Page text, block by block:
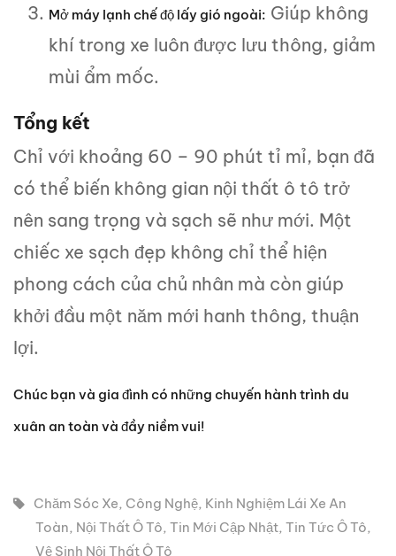
Mở máy lạnh chế độ lấy gió ngoài: Giúp không
khí trong xe luôn được lưu thông, giảm
mùi ẩm mốc.
Tổng kết
Chỉ với khoảng 60 – 90 phút tỉ mỉ, bạn đã
có thể biến không gian nội thất ô tô trở
nên sang trọng và sạch sẽ như mới. Một
chiếc xe sạch đẹp không chỉ thể hiện
phong cách của chủ nhân mà còn giúp
khởi đầu một năm mới hanh thông, thuận
lợi.
Chúc bạn và gia đình có những chuyến hành trình du
xuân an toàn và đầy niềm vui!
Chăm Sóc Xe, Công Nghệ, Kinh Nghiệm Lái Xe An
Toàn, Nội Thất Ô Tô, Tin Mới Cập Nhật, Tin Tức Ô Tô,
Vệ Sinh Nội Thất Ô Tô